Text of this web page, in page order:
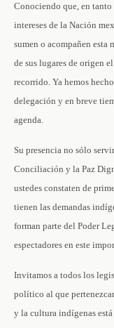
Conociendo que, en tanto
intereses de la Nación
sumen o acompañen esta
de sus lugares de origen
recorrido. Ya hemos
delegación y en breve
agenda.
Su presencia no sólo
Conciliación y la Paz
ustedes constaten de
tienen las demandas
forman parte del Poder
espectadores en este
Invitamos a todos los
político al que
y la cultura indígenas